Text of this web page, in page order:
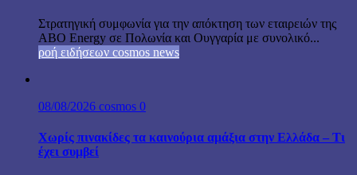
Στρατηγική συμφωνία για την απόκτηση των εταιρειών της
ABO Energy σε Πολωνία και Ουγγαρία με συνολικό...
ροή ειδήσεων cosmos news
08/08/2026 cosmos 0
Χωρίς πινακίδες τα καινούρια αμάξια στην Ελλάδα – Τι
έχει συμβεί